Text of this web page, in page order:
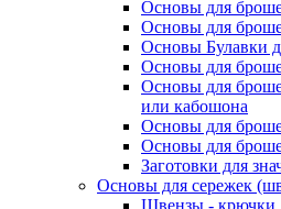
Основы для
Основы для
Основы Булавки
Основы для
Основы для
или кабошона
Основы для
Основы для
Заготовки для
Основы для сережек